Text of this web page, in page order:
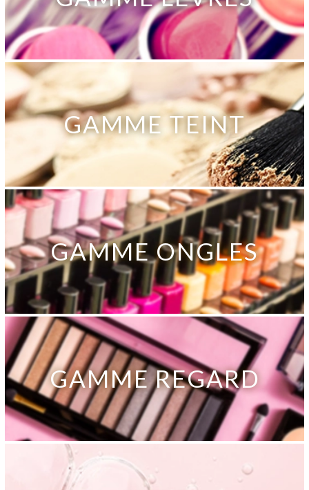
GAMME TEINT
GAMME ONGLES
GAMME REGARD